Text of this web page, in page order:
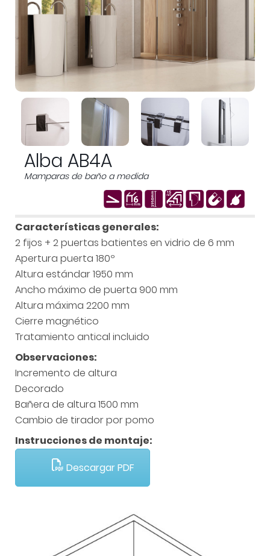
Alba AB4A
Mamparas de baño a medida
Características generales:
2 fijos + 2 puertas batientes en vidrio de 6 mm
Apertura puerta 180º
Altura estándar 1950 mm
Ancho máximo de puerta 900 mm
Altura máxima 2200 mm
Cierre magnético
Tratamiento antical incluido
Observaciones:
Incremento de altura
Decorado
Bañera de altura 1500 mm
Cambio de tirador por pomo
Instrucciones de montaje:
Descargar PDF